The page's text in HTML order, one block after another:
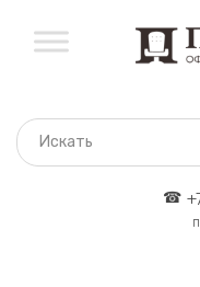
содержанию